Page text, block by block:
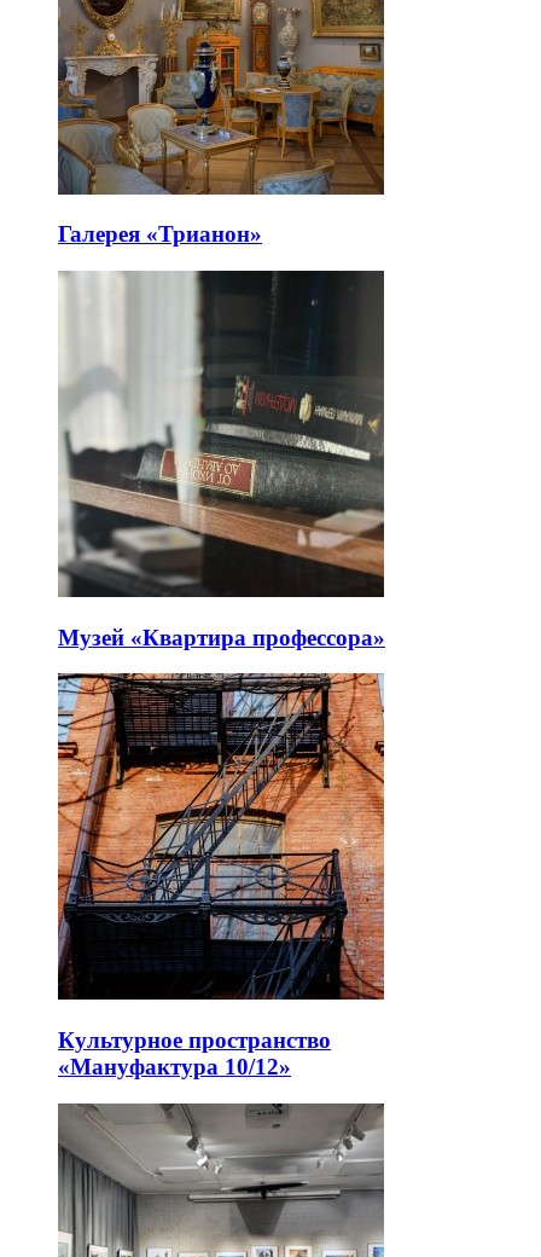
Галерея «Трианон»
Музей «Квартира профессора»
Культурное пространство
«Мануфактура 10/12»